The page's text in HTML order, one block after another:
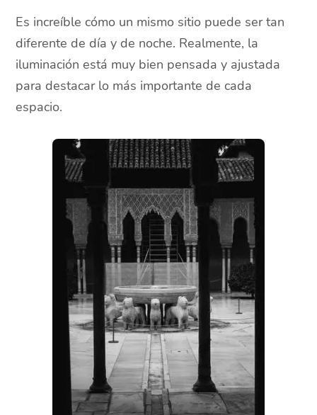
Es increíble cómo un mismo sitio puede ser tan
diferente de día y de noche. Realmente, la
iluminación está muy bien pensada y ajustada
para destacar lo más importante de cada
espacio.